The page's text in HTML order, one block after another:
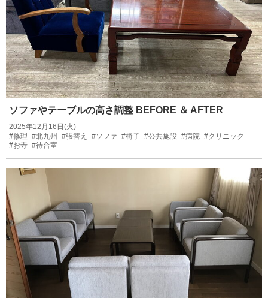
ソファやテーブルの高さ調整 BEFORE ＆ AFTER
2025年12月16日(火)
#修理 #北九州 #張替え #ソファ #椅子 #公共施設 #病院 #クリニック
#お寺 #待合室